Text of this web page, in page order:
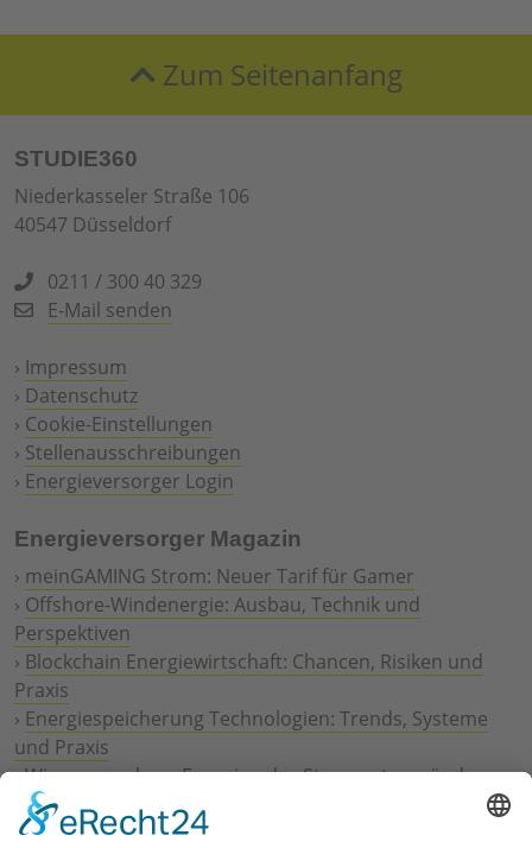
Zum Seitenanfang
STUDIE360
Niederkasseler Straße 106
40547 Düsseldorf
0211 / 300 40 329
E-Mail senden
› Impressum
› Datenschutz
› Cookie-Einstellungen
› Stellenausschreibungen
› Energieversorger Login
Energieversorger Magazin
› meinGAMING Strom: Neuer Tarif für Gamer
› Offshore-Windenergie: Ausbau, Technik und
Perspektiven
› Blockchain Energiewirtschaft: Chancen, Risiken und
Praxis
› Energiespeicherung Technologien: Trends, Systeme
und Praxis
›Wie erneuerbare Energien das Stromnetz verändern
Digitalisierung Energiewirtschaft: Effizienz, Netze und
Prozesse